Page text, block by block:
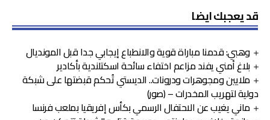
قد يعجبك ايضا
وهبي: قدمنا مباراة قوية والانطباع إيجابي جدا قبل المونديال
بلاغ أمني يفند مزاعم اختفاء سائحة اسكتلندية بأكادير
ملايين ومجوهرات ودرونات.. الديستي تُحكم قبضتها على شبكة
دولية لتهريب المخدرات – (صور)
ماني يغيب عن الاحتفال الرسمي بكأس إفريقيا بملعب فرنسا